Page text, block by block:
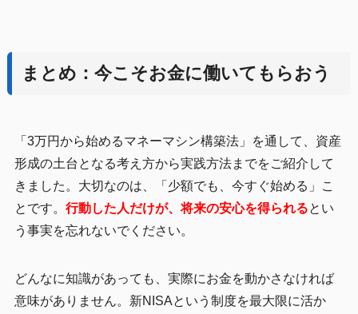
まとめ：今こそお金に働いてもらおう
「3万円から始めるマネーマシン構築法」を通して、資産
形成の土台となる考え方から実践方法までをご紹介して
きました。大切なのは、「少額でも、今すぐ始める」こ
とです。 行動した人だけが、将来の安心を得られるとい
う事実を忘れないでください。
どんなに知識があっても、実際にお金を動かさなければ
意味がありません。新NISAという制度を最大限に活か